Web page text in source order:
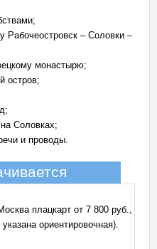
Рабочеостровск – Соловки –
монастырю;
остров;
Соловках;
и проводы.
плацкарт от 7 800 руб.,
ориентировочная).